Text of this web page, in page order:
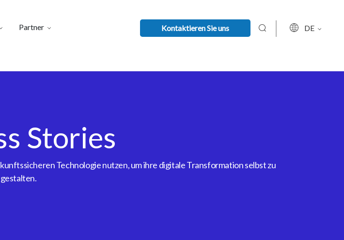
Partner Kontaktieren Sie uns DE
Stories
Technologie nutzen, um ihre digitale Transformation selbst zu
gestalten.